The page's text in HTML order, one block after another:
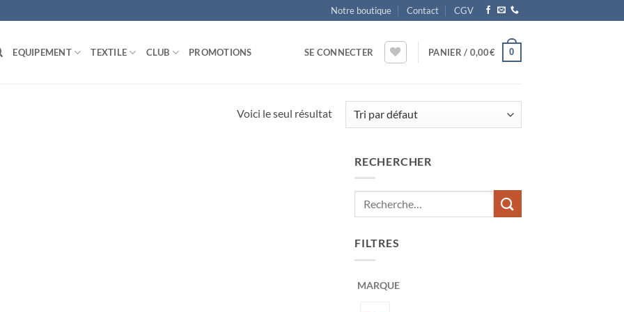
Notre boutique Contact CGV
EQUIPEMENT TEXTILE CLUB PROMOTIONS SE CONNECTER PANIER / 0,00€ 0
Voici le seul résultat
RECHERCHER
FILTRES
MARQUE